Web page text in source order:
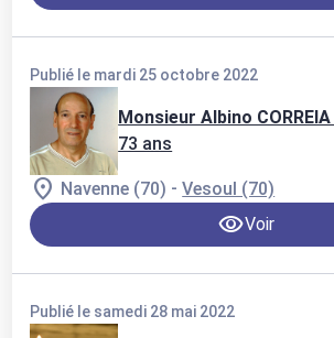
Publié le mardi 25 octobre 2022
Monsieur Albino CORREIA
73 ans
Navenne (70) -Vesoul (70)
Voir
Publié le samedi 28 mai 2022